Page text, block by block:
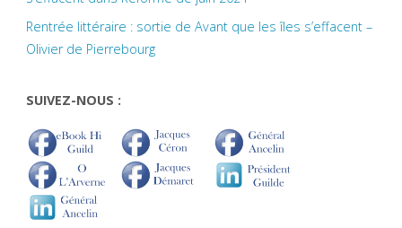
Rentrée littéraire : sortie de Avant que les îles s’effacent –
Olivier de Pierrebourg
SUIVEZ-NOUS :